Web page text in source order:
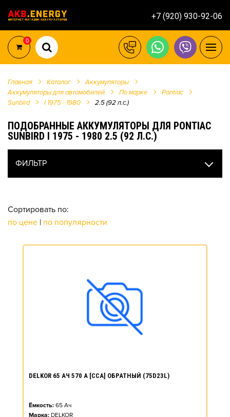
+7 (920) 930-92-06
0
Главная Каталог
Аккумуляторы
Аккумуляторы для автомобилей
По марке
Pontiac
Sunbird
I 1975 - 1980 2.5 (92 л.с.)
ПОДОБРАННЫЕ АККУМУЛЯТОРЫ ДЛЯ PONTIAC
SUNBIRD I 1975 - 1980 2.5 (92 Л.С.)
ФИЛЬТР
Сортировать по:
по цене | по популярности
DELKOR 65 АЧ 570 А [CCA] ОБРАТНЫЙ (75D23L)
Ёмкость: 65 Ач
Марка: DELKOR